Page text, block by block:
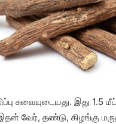
சுவையுடையது. இது 1.5
வேர், தண்டு, கிழங்கு